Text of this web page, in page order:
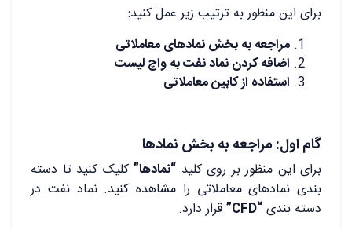
برای این منظور به ترتیب زیر عمل کنید:
مراجعه به بخش نمادهای معاملاتی
اضافه کردن نماد نفت به واچ لیست
استفاده از کابین معاملاتی
گام اول: مراجعه به بخش نمادها
برای این منظور بر روی کلید “نمادها” کلیک کنید تا دسته
بندی نمادهای معاملاتی را مشاهده کنید. نماد نفت در
دسته بندی“CFD” قرار دارد.